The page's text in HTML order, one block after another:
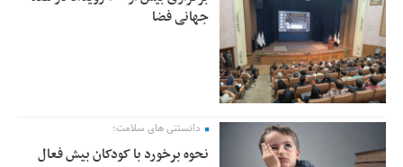
جهانی فضا
دانستنی های سلامت؛
نحوه برخورد با کودکان بیش فعال